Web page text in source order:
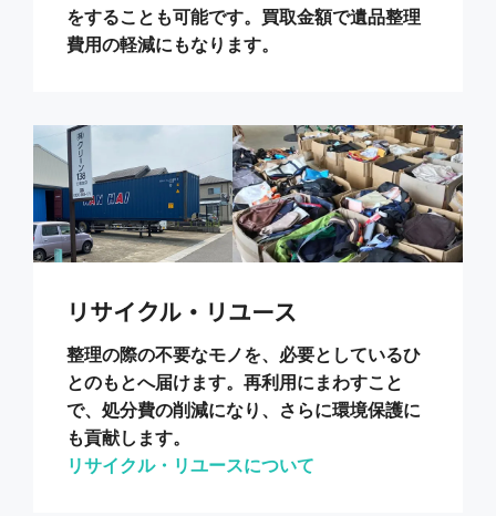
をすることも可能です。買取金額で遺品整理
費用の軽減にもなります。
リサイクル・リユース
整理の際の不要なモノを、必要としているひ
とのもとへ届けます。再利用にまわすこと
で、処分費の削減になり、さらに環境保護に
も貢献します。
リサイクル・リユースについて